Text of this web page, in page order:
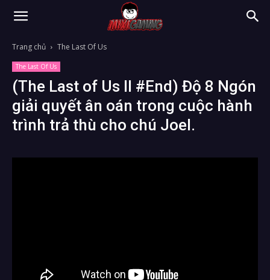
Trang chủ The Last Of Us
The Last Of Us
(The Last of Us II #End) Độ 8 Ngón
giải quyết ân oán trong cuộc hành
trình trả thù cho chú Joel.